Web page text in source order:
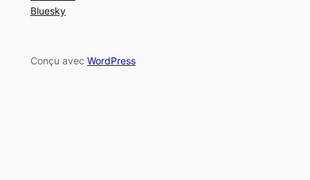
Bluesky
Conçu avec WordPress